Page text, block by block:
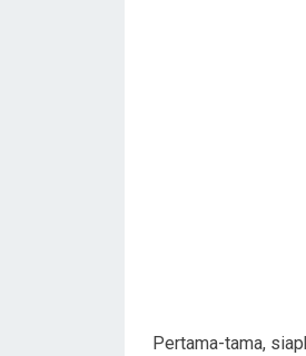
Pertama-tama,